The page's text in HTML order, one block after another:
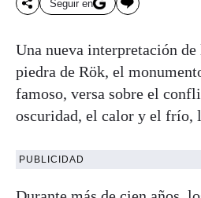
Seguir en
Una nueva interpretación
piedra de Rök, el
famoso, versa sobre el
oscuridad, el calor y el frío,
PUBLICIDAD